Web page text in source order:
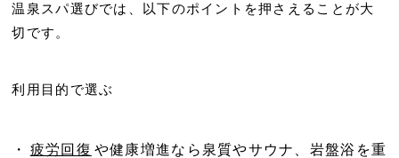
温泉スパ選びでは、以下のポイントを押さえることが大
切です。
利用目的で選ぶ
疲労回復 や健康増進なら泉質やサウナ、岩盤浴を重